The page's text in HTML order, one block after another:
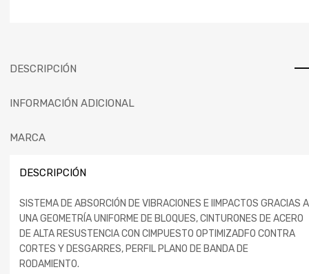
DESCRIPCIÓN
INFORMACIÓN ADICIONAL
MARCA
DESCRIPCIÓN
SISTEMA DE ABSORCIÓN DE VIBRACIONES E IIMPACTOS GRACIAS A
UNA GEOMETRÍA UNIFORME DE BLOQUES, CINTURONES DE ACERO
DE ALTA RESUSTENCIA CON CIMPUESTO OPTIMIZADFO CONTRA
CORTES Y DESGARRES, PERFIL PLANO DE BANDA DE
RODAMIENTO.